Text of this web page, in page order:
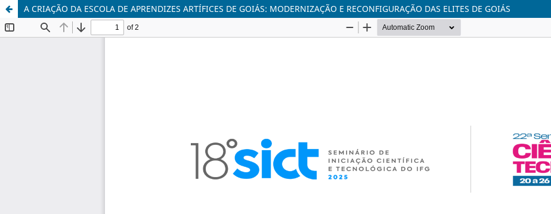
A CRIAÇÃO DA ESCOLA DE APRENDIZES ARTÍFICES DE GOIÁS: MODERNIZAÇÃO E RECONFIGURAÇÃO DAS ELITES DE GOIÁS